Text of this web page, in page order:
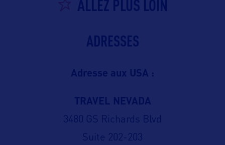
ALLEZ PLUS LOIN
ADRESSES
Adresse aux USA :
TRAVEL NEVADA
3480 GS Richards Blvd
Suite 202-203